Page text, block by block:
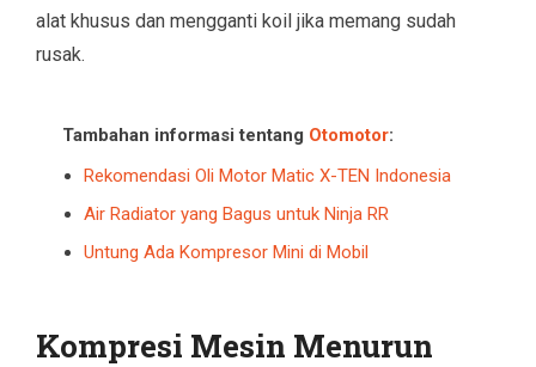
alat khusus dan mengganti koil jika memang sudah
rusak.
Tambahan informasi tentang Otomotor:
Rekomendasi Oli Motor Matic X-TEN Indonesia
Air Radiator yang Bagus untuk Ninja RR
Untung Ada Kompresor Mini di Mobil
Kompresi Mesin Menurun